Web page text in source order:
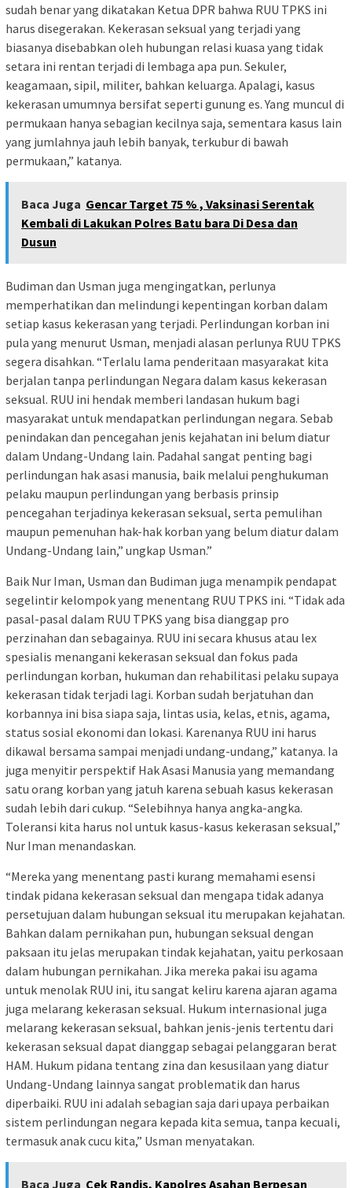
sudah benar yang dikatakan Ketua DPR bahwa RUU TPKS ini
harus disegerakan. Kekerasan seksual yang terjadi yang
biasanya disebabkan oleh hubungan relasi kuasa yang tidak
setara ini rentan terjadi di lembaga apa pun. Sekuler,
keagamaan, sipil, militer, bahkan keluarga. Apalagi, kasus
kekerasan umumnya bersifat seperti gunung es. Yang muncul di
permukaan hanya sebagian kecilnya saja, sementara kasus lain
yang jumlahnya jauh lebih banyak, terkubur di bawah
permukaan,” katanya.
Baca Juga Gencar Target 75 % , Vaksinasi Serentak
Kembali di Lakukan Polres Batu bara Di Desa dan
Dusun
Budiman dan Usman juga mengingatkan, perlunya
memperhatikan dan melindungi kepentingan korban dalam
setiap kasus kekerasan yang terjadi. Perlindungan korban ini
pula yang menurut Usman, menjadi alasan perlunya RUU TPKS
segera disahkan. “Terlalu lama penderitaan masyarakat kita
berjalan tanpa perlindungan Negara dalam kasus kekerasan
seksual. RUU ini hendak memberi landasan hukum bagi
masyarakat untuk mendapatkan perlindungan negara. Sebab
penindakan dan pencegahan jenis kejahatan ini belum diatur
dalam Undang-Undang lain. Padahal sangat penting bagi
perlindungan hak asasi manusia, baik melalui penghukuman
pelaku maupun perlindungan yang berbasis prinsip
pencegahan terjadinya kekerasan seksual, serta pemulihan
maupun pemenuhan hak-hak korban yang belum diatur dalam
Undang-Undang lain,” ungkap Usman.”
Baik Nur Iman, Usman dan Budiman juga menampik pendapat
segelintir kelompok yang menentang RUU TPKS ini. “Tidak ada
pasal-pasal dalam RUU TPKS yang bisa dianggap pro
perzinahan dan sebagainya. RUU ini secara khusus atau lex
spesialis menangani kekerasan seksual dan fokus pada
perlindungan korban, hukuman dan rehabilitasi pelaku supaya
kekerasan tidak terjadi lagi. Korban sudah berjatuhan dan
korbannya ini bisa siapa saja, lintas usia, kelas, etnis, agama,
status sosial ekonomi dan lokasi. Karenanya RUU ini harus
dikawal bersama sampai menjadi undang-undang,” katanya. Ia
juga menyitir perspektif Hak Asasi Manusia yang memandang
satu orang korban yang jatuh karena sebuah kasus kekerasan
sudah lebih dari cukup. “Selebihnya hanya angka-angka.
Toleransi kita harus nol untuk kasus-kasus kekerasan seksual,”
Nur Iman menandaskan.
“Mereka yang menentang pasti kurang memahami esensi
tindak pidana kekerasan seksual dan mengapa tidak adanya
persetujuan dalam hubungan seksual itu merupakan kejahatan.
Bahkan dalam pernikahan pun, hubungan seksual dengan
paksaan itu jelas merupakan tindak kejahatan, yaitu perkosaan
dalam hubungan pernikahan. Jika mereka pakai isu agama
untuk menolak RUU ini, itu sangat keliru karena ajaran agama
juga melarang kekerasan seksual. Hukum internasional juga
melarang kekerasan seksual, bahkan jenis-jenis tertentu dari
kekerasan seksual dapat dianggap sebagai pelanggaran berat
HAM. Hukum pidana tentang zina dan kesusilaan yang diatur
Undang-Undang lainnya sangat problematik dan harus
diperbaiki. RUU ini adalah sebagian saja dari upaya perbaikan
sistem perlindungan negara kepada kita semua, tanpa kecuali,
termasuk anak cucu kita,” Usman menyatakan.
Baca Juga Cek Randis, Kapolres Asahan Berpesan